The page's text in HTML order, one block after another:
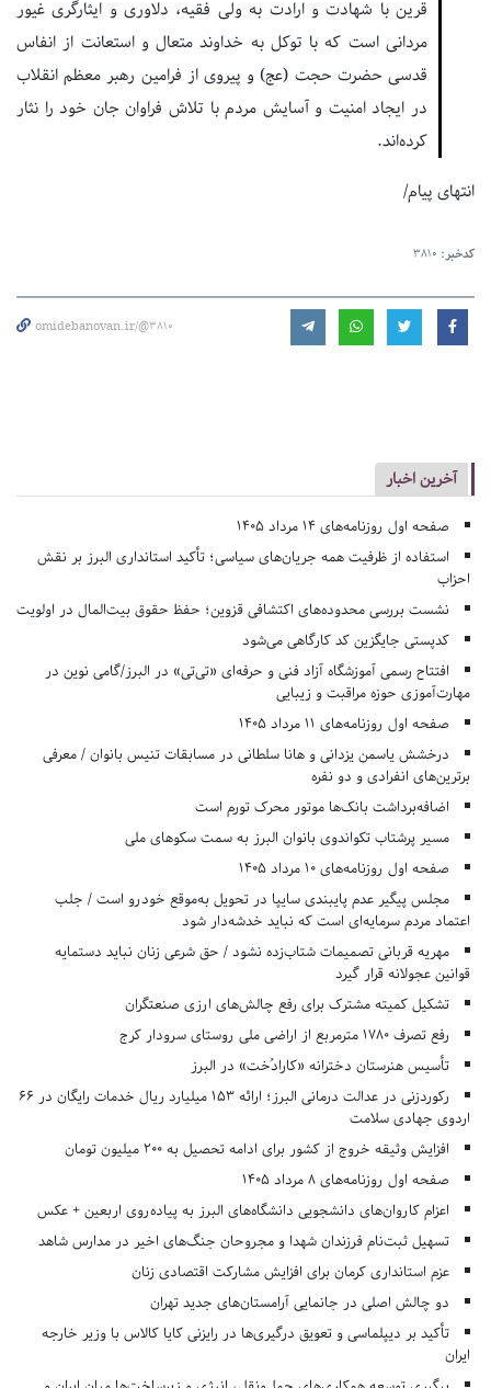
قرین با شهادت و ارادت به ولی فقیه، دلاوری و ایثارگری غیور
مردانی است که با توکل به خداوند متعال و استعانت از انفاس
قدسی حضرت حجت (عج) و پیروی از فرامین رهبر معظم انقلاب
در ایجاد امنیت و آسایش مردم با تلاش فراوان جان خود را نثار
کرده‌اند.
انتهای پیام/
کدخبر: 3810
omidebanovan.ir/@3810
آخرین اخبار
صفحه اول روزنامه‌های 14 مرداد 1405
استفاده از ظرفیت همه جریان‌های سیاسی؛ تأکید استانداری البرز بر نقش
احزاب
نشست بررسی محدوده‌های اکتشافی قزوین؛ حفظ حقوق بیت‌المال در اولویت
کدپستی جایگزین کد کارگاهی می‌شود
افتتاح رسمی آموزشگاه آزاد فنی و حرفه‌ای «تی‌تی» در البرز/گامی نوین در
مهارت‌آموزی حوزه مراقبت و زیبایی
صفحه اول روزنامه‌های 11 مرداد 1405
درخشش یاسمن یزدانی و هانا سلطانی در مسابقات تنیس بانوان / معرفی
برترین‌های انفرادی و دو نفره
اضافه‌برداشت بانک‌ها موتور محرک تورم است
مسیر پرشتاب تکواندوی بانوان البرز به سمت سکوهای ملی
صفحه اول روزنامه‌های 10 مرداد 1405
مجلس پیگیر عدم پایبندی سایپا در تحویل به‌موقع خودرو است / جلب
اعتماد مردم سرمایه‌ای است که نباید خدشه‌دار شود
مهریه قربانی تصمیمات شتاب‌زده نشود / حق شرعی زنان نباید دستمایه
قوانین عجولانه قرار گیرد
تشکیل کمیته مشترک برای رفع چالش‌های ارزی صنعتگران
رفع تصرف ۱۷۸۰ مترمربع از اراضی ملی روستای سرودار کرج
تأسیس هنرستان دخترانه «کارادُخت» در البرز
رکوردزنی در عدالت درمانی البرز؛ ارائه ۱۵۳ میلیارد ریال خدمات رایگان در ۶۶
اردوی جهادی سلامت
افزایش وثیقه خروج از کشور برای ادامه تحصیل به ۲۰۰ میلیون تومان
صفحه اول روزنامه‌های 8 مرداد 1405
اعزام کاروان‌های دانشجویی دانشگاه‌های البرز به پیاده‌روی اربعین + عکس
تسهیل ثبت‌نام فرزندان شهدا و مجروحان جنگ‌های اخیر در مدارس شاهد
عزم استانداری کرمان برای افزایش مشارکت اقتصادی زنان
دو چالش اصلی در جانمایی آرامستان‌های جدید تهران
تأکید بر دیپلماسی و تعویق درگیری‌ها در رایزنی کایا کالاس با وزیر خارجه
ایران